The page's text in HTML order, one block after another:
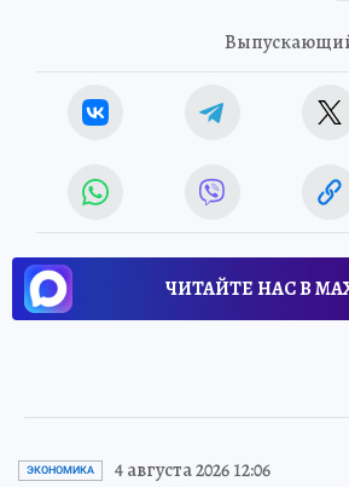
ЧИТАЙТЕ НАС В
ЭКОНОМИКА 4 августа 2026 12:06